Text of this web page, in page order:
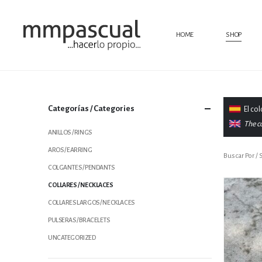
HOME SHOP
El
The
Categorías / Categories
ANILLOS / RINGS
AROS / EARRING
COLGANTES / PENDANTS
COLLARES / NECKLACES
COLLARES LARGOS / NECKLACES
PULSERAS / BRACELETS
UNCATEGORIZED